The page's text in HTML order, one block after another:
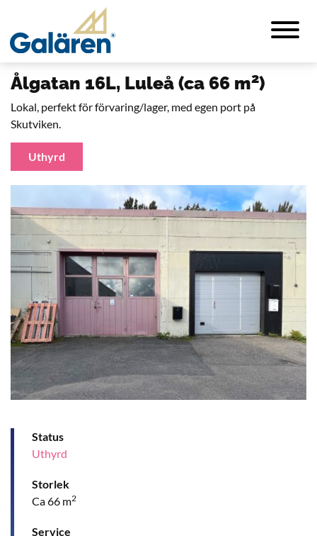
Ålgatan 16L, Luleå (ca 66 m2)
Lokal, perfekt för förvaring/lager, med egen port på
Skutviken.
Uthyrd
Status
Uthyrd
Storlek
Ca 66 m2
Service